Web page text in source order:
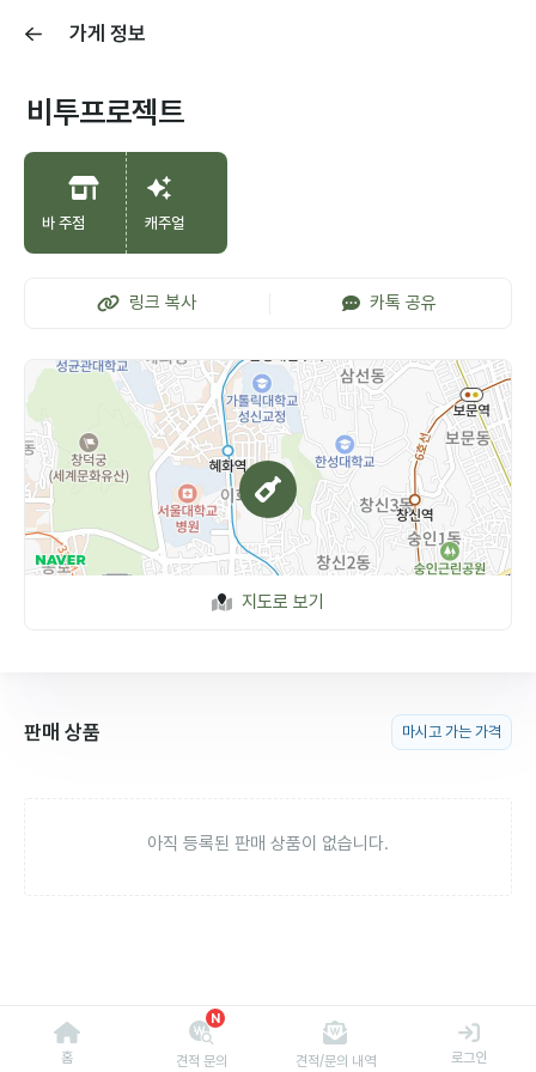
가게 정보
비투프로젝트
바 주점 캐주얼
링크 복사 카톡 공유
지도로 보기
판매 상품 마시고 가는 가격
아직 등록된 판매 상품이 없습니다.
홈
N
견적 문의 견적/문의 내역 로그인